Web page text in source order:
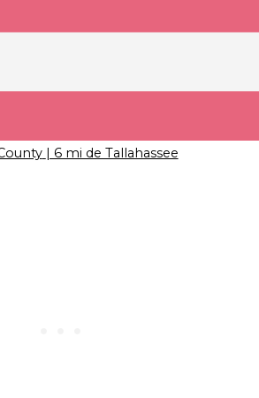
| 6 mi de Tallahassee